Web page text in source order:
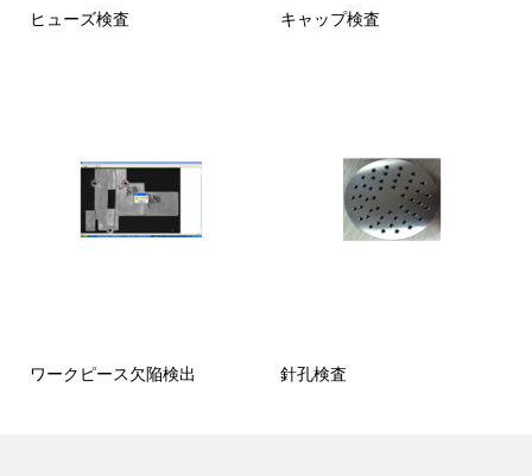
ヒューズ検査 キャップ検査
ワークピース欠陥検出 針孔検査